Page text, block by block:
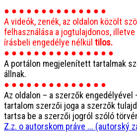
● ● ● ● ● ● ● ● ● ● ● ● ● ●
A videók, zenék, az oldalon közölt
felhasználása a jogtulajdonos,
írásbeli engedélye nélkül tilos.
● ● ● ● ● ● ● ● ● ● ● ● ● ● ●
A portálon megjelenített tartalmak
állnak.
● ● ● ● ● ● ● ● ● ● ● ● ● ●
Az oldalon – a szerzők engedélyével
tartalom szerzői joga a szerzők
tartsa be a szerzői jogról szóló
Z.z. o autorskom práve ... (autorský